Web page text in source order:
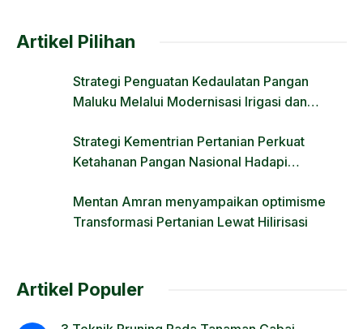
Artikel Pilihan
Strategi Penguatan Kedaulatan Pangan
Maluku Melalui Modernisasi Irigasi dan
Strategi Kementrian Pertanian Perkuat
Ketahanan Pangan Nasional Hadapi
Mentan Amran menyampaikan optimisme
Transformasi Pertanian Lewat Hilirisasi
Artikel Populer